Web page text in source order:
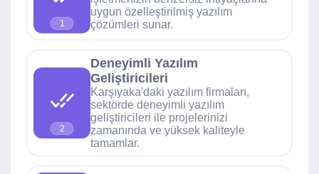
1
uygun özelleştirilmiş yazılım
çözümleri sunar.
2
Deneyimli Yazılım
Geliştiricileri
Karşıyaka'daki yazılım firmaları,
sektörde deneyimli yazılım
geliştiricileri ile projelerinizi
zamanında ve yüksek kaliteyle
tamamlar.